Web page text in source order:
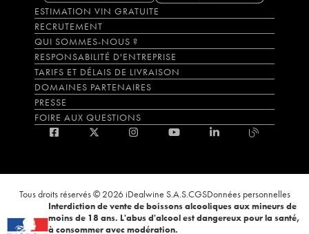
ESTIMATION VIN GRATUITE
RECRUTEMENT
QUI SOMMES-NOUS ?
RESPONSABILITÉ D'ENTREPRISE
TARIFS ET DÉLAIS DE LIVRAISON
DOMAINES PARTENAIRES
PRESSE
FOIRE AUX QUESTIONS
Tous droits réservés © 2026 iDealwine S.A.S.CGSDonnées personnelles
Interdiction de vente de boissons alcooliques aux mineurs de
moins de 18 ans. L'abus d'alcool est dangereux pour la santé,
à consommer avec modération.